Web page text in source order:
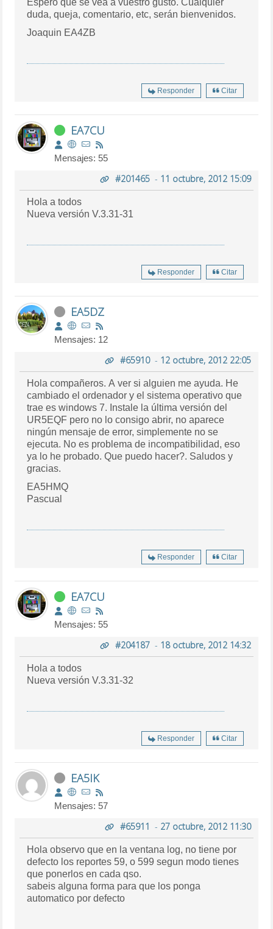
Espero que se vea a vuestro gusto. Cualquier
duda, queja, comentario, etc, serán bienvenidos.
Joaquin EA4ZB
Responder Citar
EA7CU
Mensajes: 55
#201465- 11 octubre, 2012 15:09
Hola a todos
Nueva versión V.3.31-31
Responder Citar
EA5DZ
Mensajes: 12
#65910- 12 octubre, 2012 22:05
Hola compañeros. A ver si alguien me ayuda. He
cambiado el ordenador y el sistema operativo que
trae es windows 7. Instale la última versión del
UR5EQF pero no lo consigo abrir, no aparece
ningún mensaje de error, simplemente no se
ejecuta. No es problema de incompatibilidad, eso
ya lo he probado. Que puedo hacer?. Saludos y
gracias.
EA5HMQ
Pascual
Responder Citar
EA7CU
Mensajes: 55
#204187- 18 octubre, 2012 14:32
Hola a todos
Nueva versión V.3.31-32
Responder Citar
EA5IK
Mensajes: 57
#65911 - 27 octubre, 2012 11:30
Hola observo que en la ventana log, no tiene por
defecto los reportes 59, o 599 segun modo tienes
que ponerlos en cada qso.
sabeis alguna forma para que los ponga
automatico por defecto